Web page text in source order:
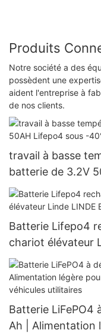
Produits
Notre société a des
possèdent une
aident l'entreprise à
de nos clients.
travail à basse
batterie de 3.2V
Batterie Lifepo4
chariot élévateur
Batterie LiFePO4
Ah | Alimentation